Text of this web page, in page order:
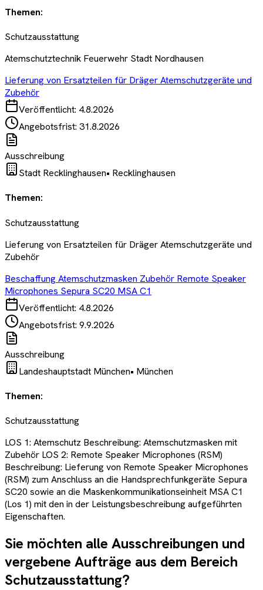
Themen:
Schutzausstattung
Atemschutztechnik Feuerwehr Stadt Nordhausen
Lieferung von Ersatzteilen für Dräger Atemschutzgeräte und
Zubehör
Veröffentlicht: 4.8.2026
Angebotsfrist: 31.8.2026
Ausschreibung
Stadt Recklinghausen• Recklinghausen
Themen:
Schutzausstattung
Lieferung von Ersatzteilen für Dräger Atemschutzgeräte und
Zubehör
Beschaffung Atemschutzmasken Zubehör Remote Speaker
Microphones Sepura SC20 MSA C1
Veröffentlicht: 4.8.2026
Angebotsfrist: 9.9.2026
Ausschreibung
Landeshauptstadt München• München
Themen:
Schutzausstattung
LOS 1: Atemschutz Beschreibung: Atemschutzmasken mit
Zubehör LOS 2: Remote Speaker Microphones (RSM)
Beschreibung: Lieferung von Remote Speaker Microphones
(RSM) zum Anschluss an die Handsprechfunkgeräte Sepura
SC20 sowie an die Maskenkommunikationseinheit MSA C1
(Los 1) mit den in der Leistungsbeschreibung aufgeführten
Eigenschaften.
Sie möchten alle Ausschreibungen und
vergebene Aufträge aus dem Bereich
Schutzausstattung?